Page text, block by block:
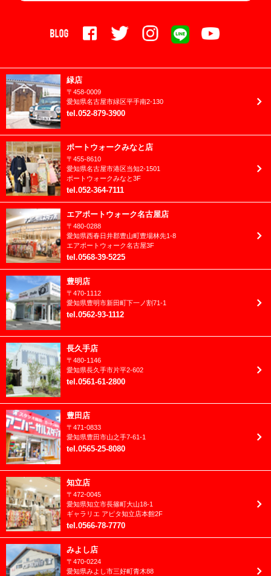
2023年12月
2023年11月
2023年10月
2023年9月
2023年8月
2023年7月
2023年6月
2023年5月
2023年4月
2023年3月
2023年2月
2023年1月
2022年12月
2022年11月
2022年10月
2022年9月
2022年8月
2022年7月
2022年6月
2022年5月
2022年4月
2022年3月
2022年2月
ニューボーン
ハロウィン
ファミリーフォト
ブライダル
フレッシュマン成長日記
ベビー
マタニティ
七五三
兄妹撮影
入園入学/卒園卒業
卒業袴(大学/専門)
卒業袴(小学生)
和装
家族愛
成人振袖
洋装
男性成人(紋付)
緑店
〒 458-0009
愛知県名古屋市緑区平手南2-130
tel .052-879-3900
ポートウォークみなと店
〒 455-8610
愛知県名古屋市港区当知2-1501
ポートウォークみなと3F
tel .052-364-7111
エアポートウォーク名古屋店
〒 480-0288
愛知県西春日井郡豊山町豊場林先1-8
エアポートウォーク名古屋3F
tel .0568-39-5225
豊明店
〒 470-1112
愛知県豊明市新田町下一ノ割71-1
tel .0562-93-1112
長久手店
〒 480-1146
愛知県長久手市片平2-602
tel .0561-61-2800
豊田店
〒 471-0833
愛知県豊田市山之手7-61-1
tel .0565-25-8080
知立店
〒 472-0045
愛知県知立市長篠町大山18-1
ギャラリエ アピタ知立店本館2F
tel .0566-78-7770
みよし店
〒 470-0224
愛知県みよし市三好町青木88